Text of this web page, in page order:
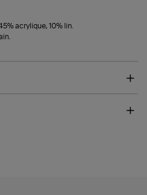
acrylique, 10% lin.